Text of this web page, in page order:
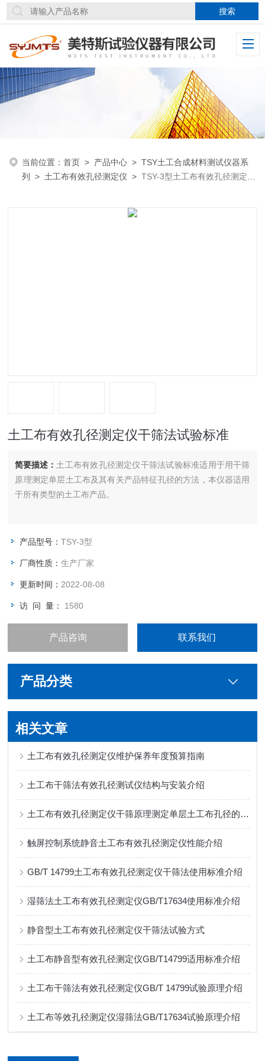
当前位置：首页 > 产品中心 >TSY土工合成材料测试仪器系
列
> 土工布有效孔径测定仪 >TSY-3型土工布有效孔径测定仪
土工布有效孔径测定仪干筛法试验标准
简要描述： 土工布有效孔径测定仪干筛法试验标准适用于用干筛
原理测定单层土工布及其有关产品特征孔径的方法，本仪器适用
于所有类型的土工布产品。
产品型号：TSY-3型
厂商性质：生产厂家
更新时间： 2022-08-08
访 问 量： 1580
产品咨询 联系我们
产品分类
相关文章
土工布有效孔径测定仪维护保养年度预算指南
土工布干筛法有效孔径测试仪结构与安装介绍
土工布有效孔径测定仪干筛原理测定单层土工布孔径的方法
触屏控制系统静音土工布有效孔径测定仪性能介绍
GB/T 14799土工布有效孔径测定仪干筛法使用标准介绍
湿筛法土工布有效孔径测定仪GB/T17634使用标准介绍
静音型土工布有效孔径测定仪干筛法试验方式
土工布静音型有效孔径测定仪GB/T14799适用标准介绍
土工布干筛法有效孔径测定仪GB/T 14799试验原理介绍
土工布等效孔径测定仪湿筛法GB/T17634试验原理介绍